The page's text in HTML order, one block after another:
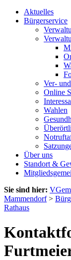
Aktuelles
Bürgerservice
Ver-
Online
Wahlen
Über uns
Standort &
Sie sind hier: VGem
Mammendorf>
Rathaus